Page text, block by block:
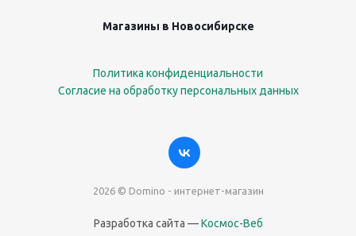
2026 © Domino - интернет-магазин
Разработка сайта —Космос-Веб
Магазины в Новосибирске
Политика конфиденциальности
Согласие на обработку персональных данных